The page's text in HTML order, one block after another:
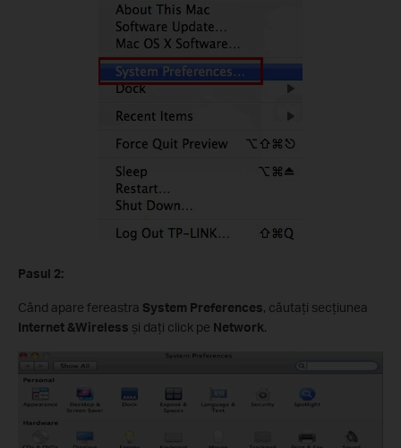
Pasul 2:
Când apare fereastra System Preferences, căutaţi secţiunea
Internet &Wireless şi daţi click pe Network.